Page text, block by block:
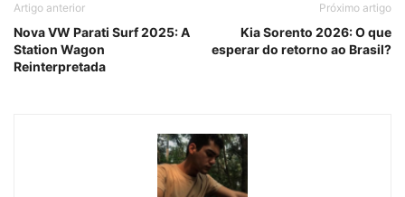
Artigo anterior
Nova VW Parati Surf 2025: A
Station Wagon
Reinterpretada
Próximo artigo
Kia Sorento 2026: O que
esperar do retorno ao Brasil?